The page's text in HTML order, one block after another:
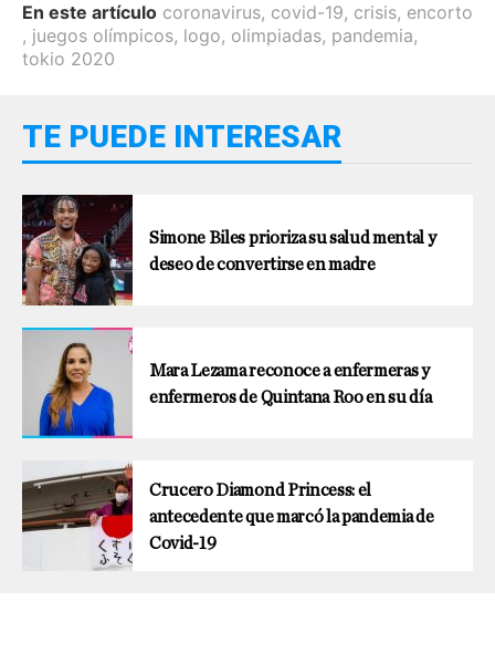
En este artículo coronavirus, covid-19, crisis, encorto
, juegos olímpicos, logo, olimpiadas, pandemia,
tokio 2020
TE PUEDE INTERESAR
Simone Biles prioriza su salud mental y
deseo de convertirse en madre
Mara Lezama reconoce a enfermeras y
enfermeros de Quintana Roo en su día
Crucero Diamond Princess: el
antecedente que marcó la pandemia de
Covid-19